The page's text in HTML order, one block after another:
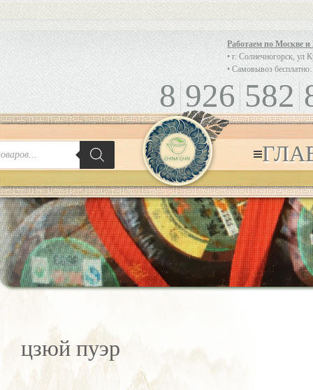
Работаем по Москве
• г. Солнечногорск, ул
• Самовывоз
8 926 582
цзюй пуэр